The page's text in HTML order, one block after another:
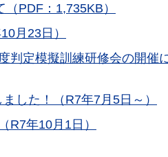
PDF：1,735KB）
月23日）
判定模擬訓練研修会の開催
した！（R7年7月5日～）
R7年10月1日）